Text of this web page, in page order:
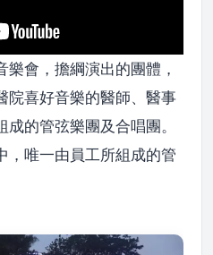
會，擔綱演出的團體，
院喜好音樂的醫師、醫事
的管弦樂團及合唱團。
，唯一由員工所組成的管